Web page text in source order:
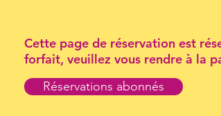
Cette page de réservation est
forfait, veuillez vous rendre à la
Réservations abonnés